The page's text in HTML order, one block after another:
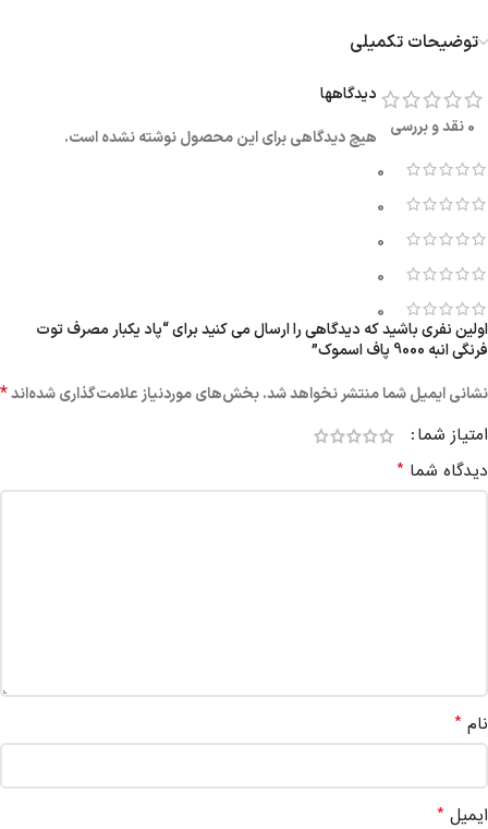
توضیحات تکمیلی
0 نقد و بررسی
0
0
0
0
0
دیدگاهها
هیچ دیدگاهی برای این محصول نوشته نشده است.
اولین نفری باشید که دیدگاهی را ارسال می کنید برای “پاد یکبار مصرف توت
فرنگی انبه 9000 پاف اسموک”
نشانی ایمیل شما منتشر نخواهد شد.بخش‌های موردنیاز علامت‌گذاری شده‌اند*
امتیاز شما
دیدگاه شما *
نام *
ایمیل *